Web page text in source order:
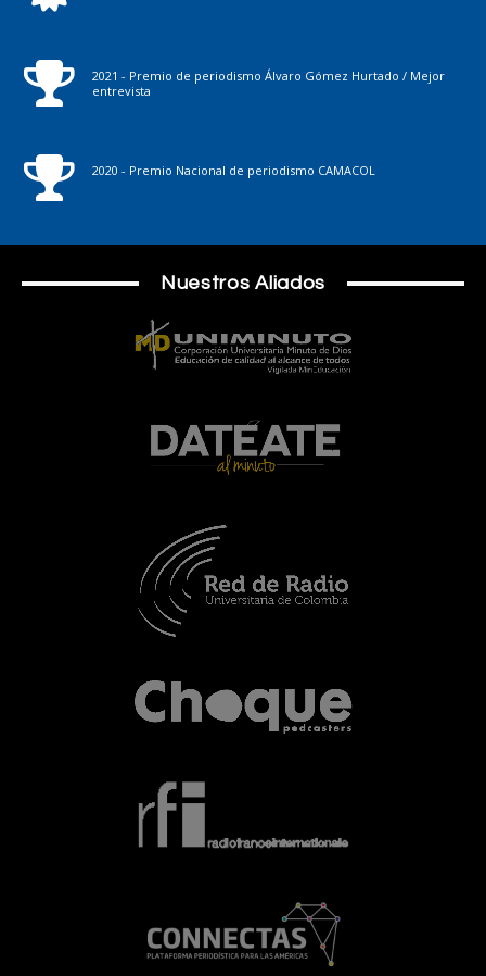
2021 - Premio de periodismo Álvaro Gómez Hurtado / Mejor
entrevista
2020 - Premio Nacional de periodismo CAMACOL
Nuestros Aliados